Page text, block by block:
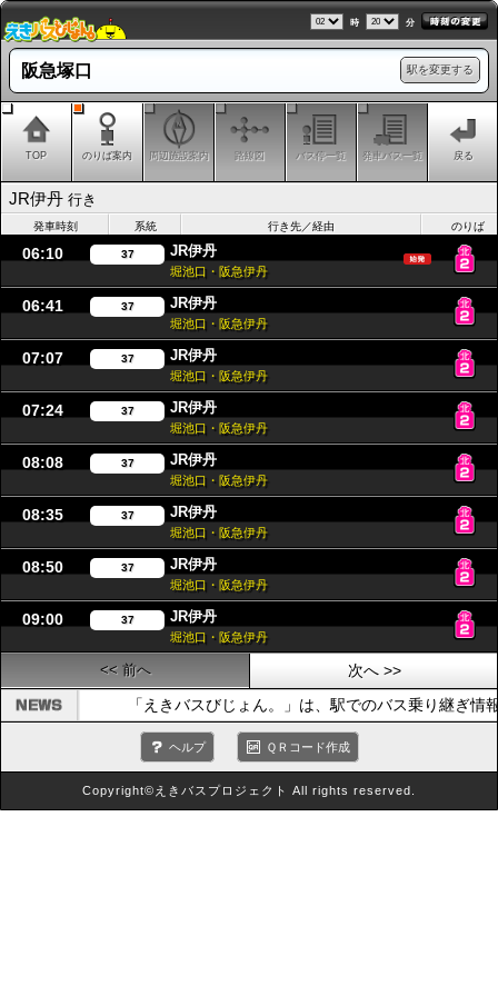
時 分
駅を変更する
阪急塚口
TOP のりば案内 周辺施設案内 路線図 バス停一覧 発車バス一覧 戻る
JR伊丹 行き
発車時刻 系統 行き先／経由 のりば
06:10 37 JR伊丹
堀池口・阪急伊丹
06:41 37 JR伊丹
堀池口・阪急伊丹
07:07 37 JR伊丹
堀池口・阪急伊丹
07:24 37 JR伊丹
堀池口・阪急伊丹
08:08 37 JR伊丹
堀池口・阪急伊丹
08:35 37 JR伊丹
堀池口・阪急伊丹
08:50 37 JR伊丹
堀池口・阪急伊丹
09:00 37 JR伊丹
堀池口・阪急伊丹
<< 前へ
次へ >>
「えきバスびじょん。」は、駅でのバス乗り継ぎ
ヘルプ ＱＲコード作成
Copyright©えきバスプロジェクト All rights reserved.